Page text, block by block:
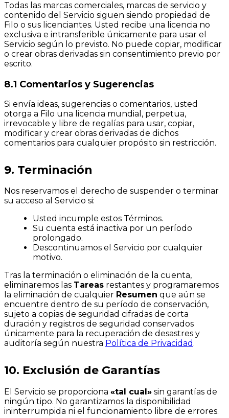
Todas las marcas comerciales, marcas de servicio y
contenido del Servicio siguen siendo propiedad de
Filo o sus licenciantes. Usted recibe una licencia no
exclusiva e intransferible únicamente para usar el
Servicio según lo previsto. No puede copiar, modificar
o crear obras derivadas sin consentimiento previo por
escrito.
8.1 Comentarios y Sugerencias
Si envía ideas, sugerencias o comentarios, usted
otorga a Filo una licencia mundial, perpetua,
irrevocable y libre de regalías para usar, copiar,
modificar y crear obras derivadas de dichos
comentarios para cualquier propósito sin restricción.
9. Terminación
Nos reservamos el derecho de suspender o terminar
su acceso al Servicio si:
Usted incumple estos Términos.
Su cuenta está inactiva por un período
prolongado.
Descontinuamos el Servicio por cualquier
motivo.
Tras la terminación o eliminación de la cuenta,
eliminaremos las Tareas restantes y programaremos
la eliminación de cualquier Resumen que aún se
encuentre dentro de su período de conservación,
sujeto a copias de seguridad cifradas de corta
duración y registros de seguridad conservados
únicamente para la recuperación de desastres y
auditoría según nuestra Política de Privacidad .
10. Exclusión de Garantías
El Servicio se proporciona «tal cual» sin garantías de
ningún tipo. No garantizamos la disponibilidad
ininterrumpida ni el funcionamiento libre de errores.